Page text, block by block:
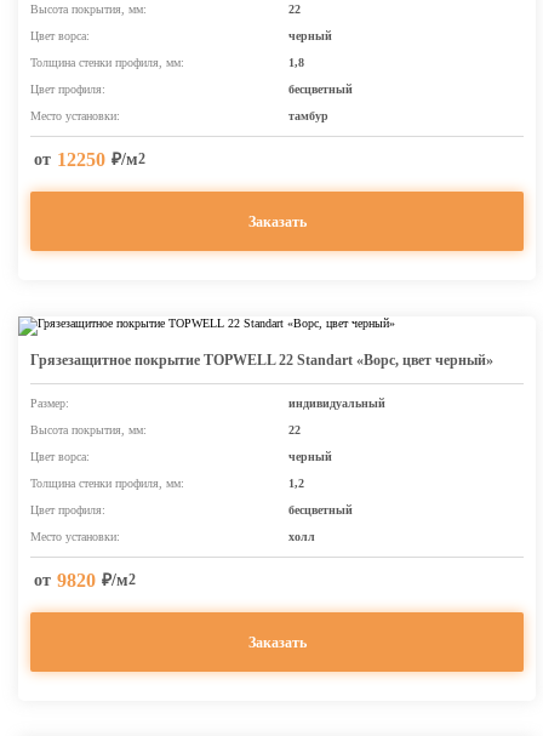
Высота покрытия, мм:
22
Цвет ворса:
черный
Толщина стенки профиля, мм:
1,8
Цвет профиля:
бесцветный
Место установки:
тамбур
от 12250 ₽/м2
Заказать
Грязезащитное покрытие TOPWELL 22 Standart «Ворс, цвет черный»
Размер:
индивидуальный
Высота покрытия, мм:
22
Цвет ворса:
черный
Толщина стенки профиля, мм:
1,2
Цвет профиля:
бесцветный
Место установки:
холл
от 9820 ₽/м2
Заказать